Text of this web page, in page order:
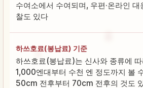
수여소에서 수여되며, 우편·온라인 대
찰도 있다
하쓰호료(봉납료) 기준
하쓰호료(봉납료)는 신사와 종류에
1,000엔대부터 수천 엔 정도까지 볼
50cm 전후부터 70cm 전후의 것도